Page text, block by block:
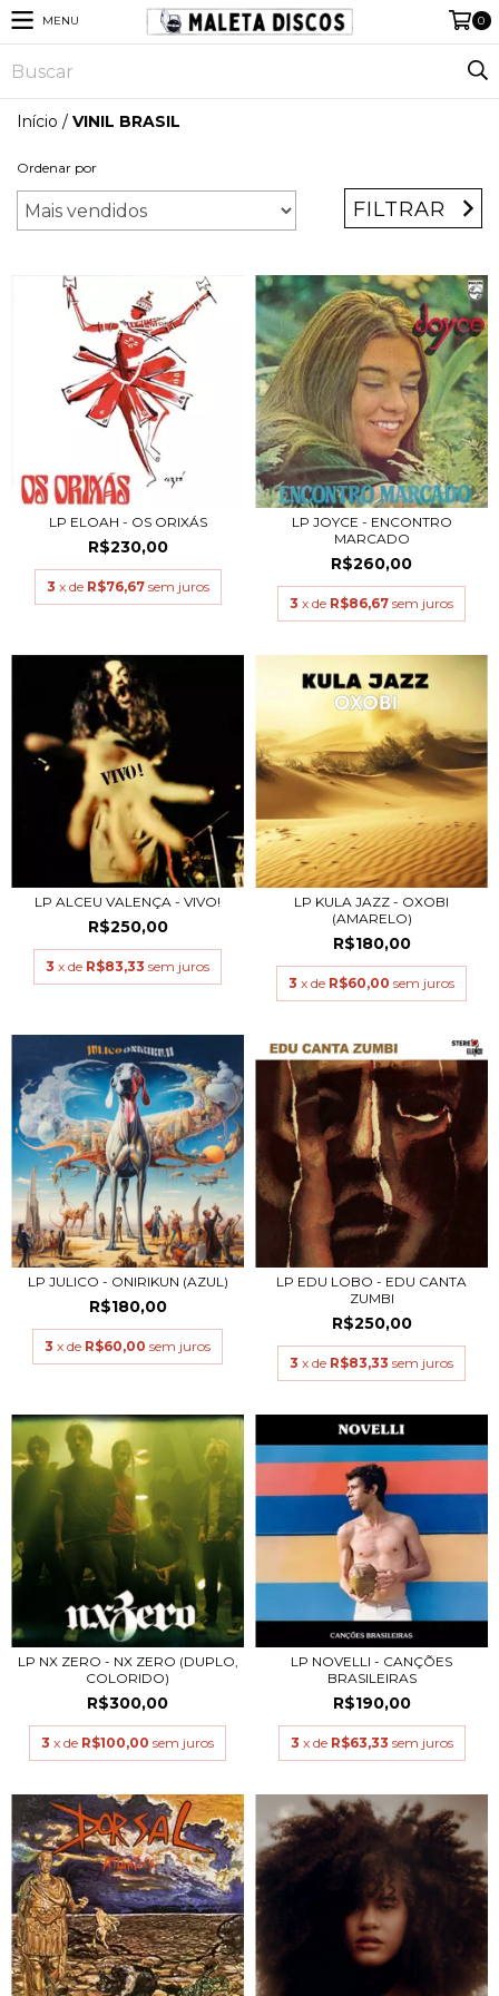
MENU 0
Início / VINIL BRASIL
Ordenar por
FILTRAR
LP ELOAH - OS ORIXÁS
R$230,00
3 x de R$76,67 sem juros
LP JOYCE - ENCONTRO
MARCADO
R$260,00
3 x de R$86,67 sem juros
LP ALCEU VALENÇA - VIVO!
R$250,00
3 x de R$83,33 sem juros
LP KULA JAZZ - OXOBI
(AMARELO)
R$180,00
3 x de R$60,00 sem juros
LP JULICO - ONIRIKUN (AZUL)
R$180,00
3 x de R$60,00 sem juros
LP EDU LOBO - EDU CANTA
ZUMBI
R$250,00
3 x de R$83,33 sem juros
LP NX ZERO - NX ZERO (DUPLO,
COLORIDO)
R$300,00
3 x de R$100,00 sem juros
LP NOVELLI - CANÇÕES
BRASILEIRAS
R$190,00
3 x de R$63,33 sem juros